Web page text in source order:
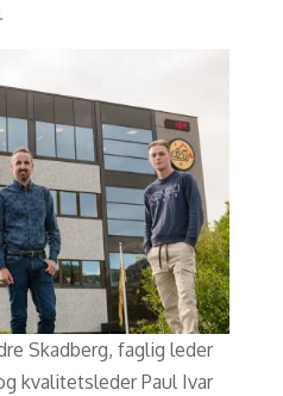
Skadberg, faglig leder
kvalitetsleder Paul Ivar